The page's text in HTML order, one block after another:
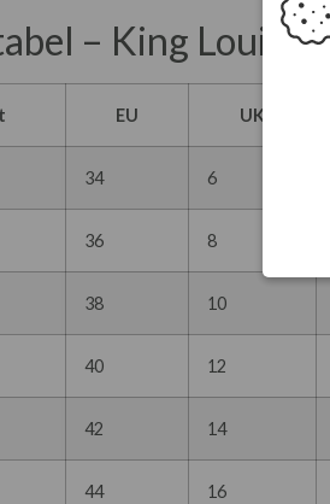
– King Louie
EU UK
34 6
36 8
38 10
40 12
42 14
44 16